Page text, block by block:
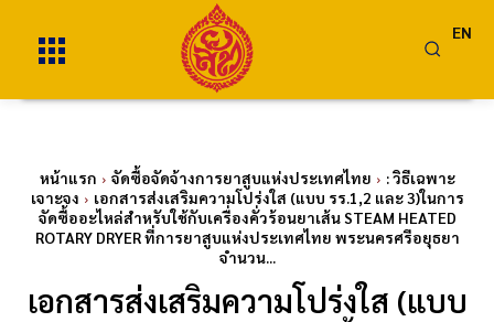
EN
หน้าแรก จัดซื้อจัดจ้างการยาสูบแห่งประเทศไทย
: วิธีเฉพาะ
เจาะจง
เอกสารส่งเสริมความโปร่งใส (แบบ รร.1,2 และ 3)ในการ
จัดซื้ออะไหล่สำหรับใช้กับเครื่องคั่วร้อนยาเส้น STEAM HEATED
ROTARY DRYER ที่การยาสูบแห่งประเทศไทย พระนครศรีอยุธยา
จำนวน...
เอกสารส่งเสริมความโปร่งใส (แบบ